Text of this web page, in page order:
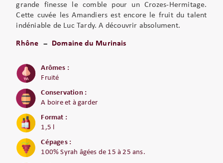
grande finesse le comble pour un Crozes-Hermitage.
Cette cuvée les Amandiers est encore le fruit du talent
indéniable de Luc Tardy. A découvrir absolument.
Rhône Domaine du Murinais
Arômes :
Fruité
Conservation :
A boire et à garder
Format :
1,5 l
Cépages :
100% Syrah âgées de 15 à 25 ans.